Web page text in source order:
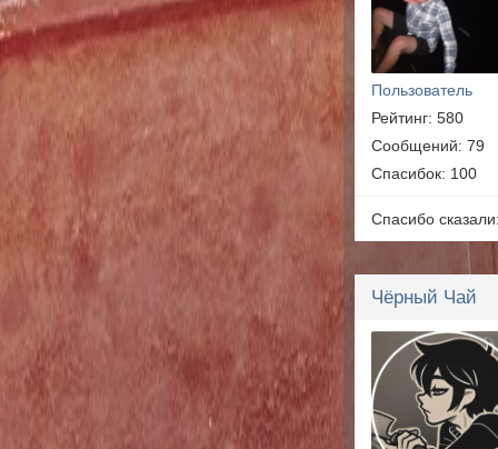
Пользователь
Рейтинг: 580
Сообщений: 79
Спасибок: 100
Спасибо
Чёрный Чай